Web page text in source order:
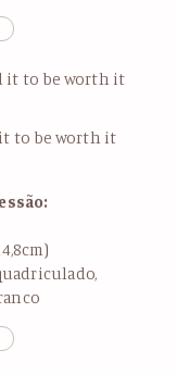
it to be worth it